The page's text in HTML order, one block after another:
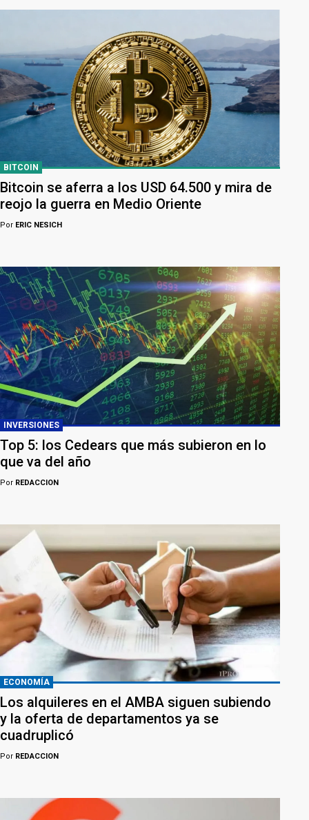
BITCOIN
Bitcoin se aferra a los USD 64.500 y mira de
reojo la guerra en Medio Oriente
Por ERIC NESICH
INVERSIONES
Top 5: los Cedears que más subieron en lo
que va del año
Por REDACCION
ECONOMÍA
Los alquileres en el AMBA siguen subiendo
y la oferta de departamentos ya se
cuadruplicó
Por REDACCION